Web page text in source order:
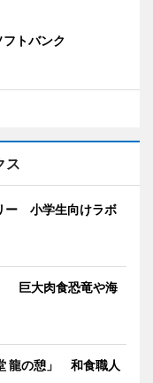
トバンク
ス
ー 小学生向けラボ
巨大肉食恐竜や海
龍の憩」 和食職人